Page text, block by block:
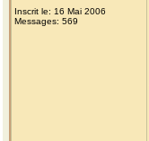
Inscrit le: 16 Mai 2006
Messages: 569